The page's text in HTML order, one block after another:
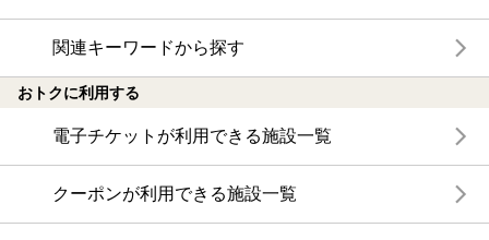
関連キーワードから探す
おトクに利用する
電子チケットが利用できる施設一覧
クーポンが利用できる施設一覧